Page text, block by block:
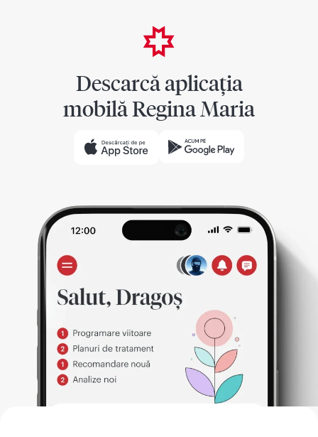
Descarcă aplicația
mobilă Regina Maria